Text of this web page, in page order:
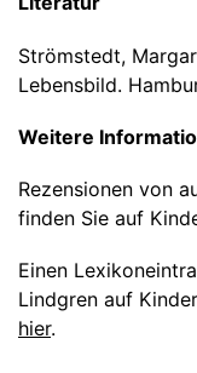
Strömstedt,
Lebensbild.
Weitere
Rezensionen von
finden Sie auf
Einen
Lindgren auf
hier.